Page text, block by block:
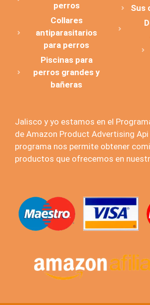
perros
Collares
antiparasitarios
para perros
Piscinas para
perros grandes y
bañeras
Sus
Jalisco y yo estamos en el
de Amazon Product Advertising
programa nos permite obtener
productos que ofrecemos en